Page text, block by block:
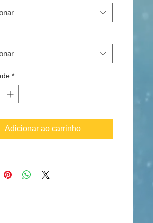
de outra côr com estampagem
à medida da imaginação do
*
Adicionar ao carrinho